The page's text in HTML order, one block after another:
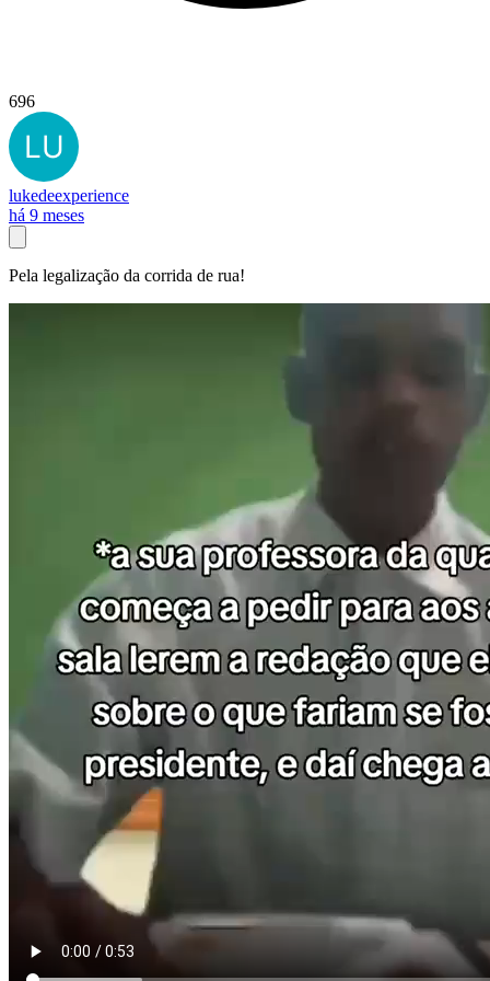
696
lukedeexperience
há 9 meses
Pela legalização da corrida de rua!